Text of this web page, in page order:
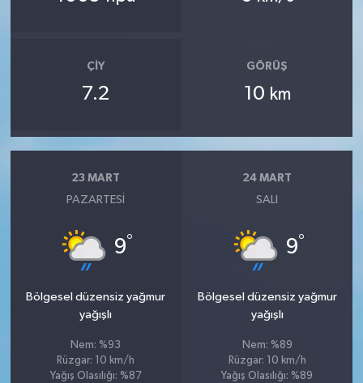
ÇIY
7.2
GÖRÜŞ
10 km
23 MART
PAZARTESI
9°
Bölgesel düzensiz yağmur
yağışlı
Nem: %93
Rüzgar: 10 km/h
Yağış Olasılığı: %87
24 MART
SALI
9°
Bölgesel düzensiz yağmur
yağışlı
Nem: %89
Rüzgar: 10 km/h
Yağış Olasılığı: %89